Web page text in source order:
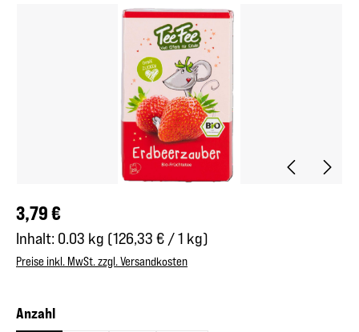
Bildergalerie überspringen
Regulärer Preis:
3,79 €
Inhalt: 0.03 kg (126,33 € / 1 kg)
Preise inkl. MwSt. zzgl. Versandkosten
Anzahlauswählen